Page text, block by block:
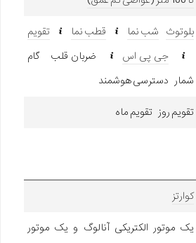
بلوتوث شب نما قطب نما
تقویم
جی پی اس
ضربان قلب گام
شمار دسترسی هوشمند
تقویم روز تقویم ماه
کوارتز
یک موتور الکتریکی آنالوگ و یک موتور